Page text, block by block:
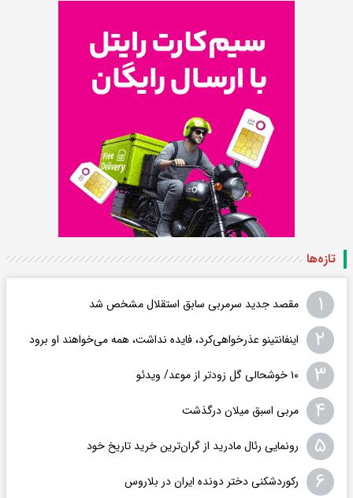
تازه‌ها
۱ مقصد جدید سرمربی سابق استقلال مشخص شد
۲ اینفانتینو عذرخواهی‌کرد، فایده نداشت، همه می‌خواهند او برود
۳ ۱۰ خوشحالی گل زودتر از موعد/ ویدئو
۴ مربی اسبق میلان درگذشت
۵ رونمایی رئال مادرید از گران‌ترین خرید تاریخ خود
۶ رکوردشکنی دختر دونده ایران در بلاروس